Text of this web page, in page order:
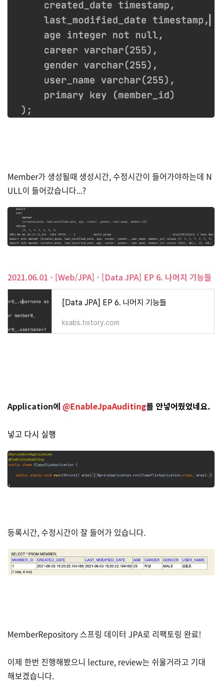
Member가 생성될때 생성시간, 수정시간이 들어가야하는데 N
ULL이 들어갔습니다...?
2021.06.01 - [Web/JPA] - [Data JPA] EP 6. 나머지 기능들
[Data JPA] EP 6. 나머지 기능들
ksabs.tistory.com
Application에 @EnableJpaAuditing를 안넣어줬었네요.
넣고 다시 실행
등록시간, 수정시간이 잘 들어가 있습니다.
MemberRepository 스프링 데이터 JPA로 리팩토링 완료!
이제 한번 진행해봤으니 lecture, review는 쉬울거라고 기대
해보겠습니다.